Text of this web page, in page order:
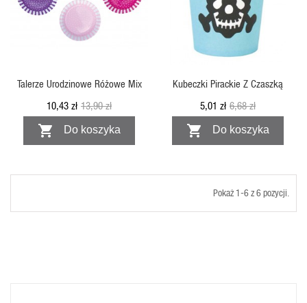
Talerze Urodzinowe Różowe Mix
13,90 zł
10,43 zł
 Do koszyka
Kubeczki Pirackie Z Czaszką
6,68 zł
5,01 zł
 Do koszyka
Pokaż 1-6 z 6 pozycji.